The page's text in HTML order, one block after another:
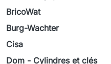
BricoWat
Burg-Wachter
Cisa
Dom - Cylindres et clés